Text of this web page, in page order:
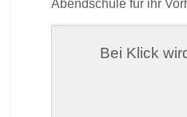
Abendschule für ihr
Bei Klick